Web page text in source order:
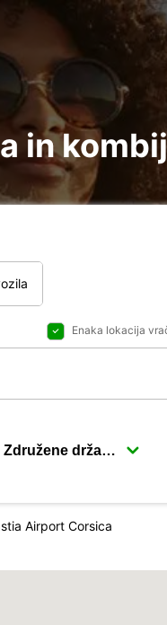
in
Enaka lokacija
Airport Corsica